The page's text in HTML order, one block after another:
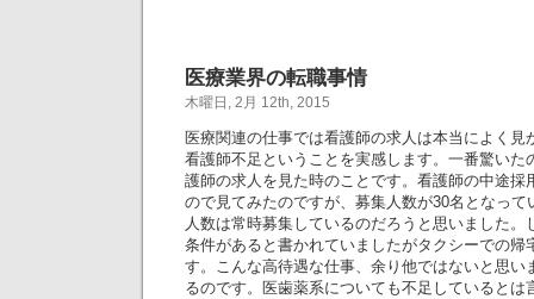
医療業界の転職事情
木曜日, 2月 12th, 2015
医療関連の仕事では看護師の求人は本当によく見
看護師不足ということを実感します。一番驚いた
護師の求人を見た時のことです。看護師の中途採
ので見てみたのですが、募集人数が30名となっ
人数は常時募集しているのだろうと思いました。
条件があると書かれていましたがタクシーでの帰
す。こんな高待遇な仕事、余り他ではないと思い
るのです。医歯薬系についても不足しているとは